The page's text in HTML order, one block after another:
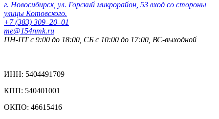
г. Новосибирск, ул. Горский микрорайон, 53 вход со стороны
улицы Котовского.
+7 (383) 309‒20‒01
me@154nmk.ru
ПН-ПТ с 9:00 до 18:00, СБ с 10:00 до 17:00, ВС-выходной
ИНН: 5404491709
КПП: 540401001
ОКПО: 46615416